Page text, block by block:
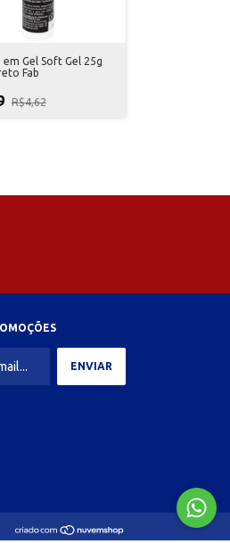
Gel Soft Gel 25g
Fab
R$4,62